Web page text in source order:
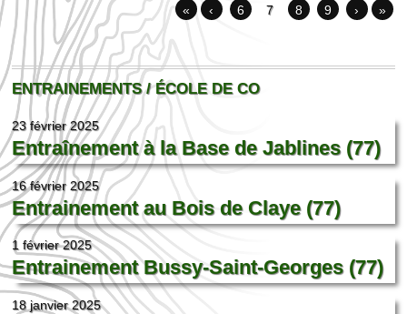
« ‹ 6 7 8 9 › »
ENTRAINEMENTS / ÉCOLE DE CO
23 février 2025
Entraînement à la Base de Jablines (77)
16 février 2025
Entrainement au Bois de Claye (77)
1 février 2025
Entrainement Bussy-Saint-Georges (77)
18 janvier 2025